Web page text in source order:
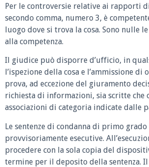
Per le controversie relative ai rapporti
secondo comma, numero 3, è
luogo dove si trova la cosa. Sono nulle
alla competenza.
Il giudice può disporre d’ufficio, in
l’ispezione della cosa e l’ammissione di
prova, ad eccezione del giuramento
richiesta di informazioni, sia scritte che
associazioni di categoria indicate dalle
Le sentenze di condanna di primo grado
provvisoriamente esecutive.
procedere con la sola copia del
termine per il deposito della sentenza.